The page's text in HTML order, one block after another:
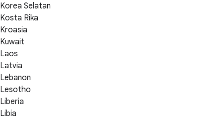
Korea Selatan
Kosta Rika
Kroasia
Kuwait
Laos
Latvia
Lebanon
Lesotho
Liberia
Libia